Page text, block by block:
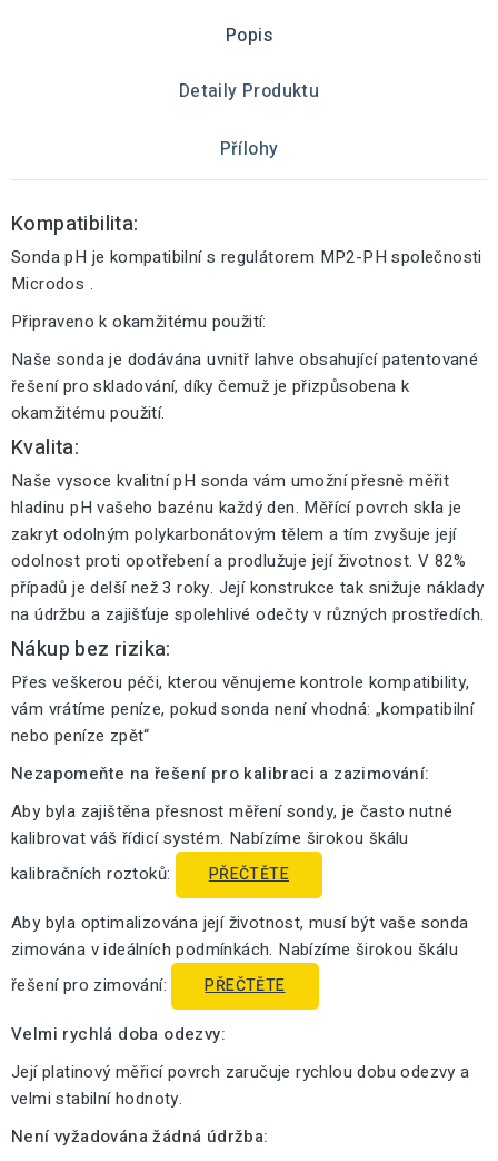
Popis
Detaily Produktu
Přílohy
Kompatibilita:
Sonda pH je kompatibilní s regulátorem MP2-PH společnosti
Microdos .
Připraveno k okamžitému použití:
Naše sonda je dodávána uvnitř lahve obsahující patentované
řešení pro skladování, díky čemuž je přizpůsobena k
okamžitému použití.
Kvalita:
Naše vysoce kvalitní pH sonda vám umožní přesně měřit
hladinu pH vašeho bazénu každý den. Měřící povrch skla je
zakryt odolným polykarbonátovým tělem a tím zvyšuje její
odolnost proti opotřebení a prodlužuje její životnost. V 82%
případů je delší než 3 roky. Její konstrukce tak snižuje náklady
na údržbu a zajišťuje spolehlivé odečty v různých prostředích.
Nákup bez rizika:
Přes veškerou péči, kterou věnujeme kontrole kompatibility,
vám vrátíme peníze, pokud sonda není vhodná: „kompatibilní
nebo peníze zpět“
Nezapomeňte na řešení pro kalibraci a zazimování:
Aby byla zajištěna přesnost měření sondy, je často nutné
kalibrovat váš řídicí systém. Nabízíme širokou škálu
kalibračních roztoků:
PŘEČTĚTE
Aby byla optimalizována její životnost, musí být vaše sonda
zimována v ideálních podmínkách. Nabízíme širokou škálu
řešení pro zimování:
PŘEČTĚTE
Velmi rychlá doba odezvy:
Její platinový měřicí povrch zaručuje rychlou dobu odezvy a
velmi stabilní hodnoty.
Není vyžadována žádná údržba: